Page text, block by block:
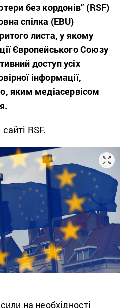
без кордонів” (RSF)
спілка (EBU)
листа, у якому
Європейського Союзу
доступ усіх
інформації,
яким медіасервісом
RSF.
на необхідності